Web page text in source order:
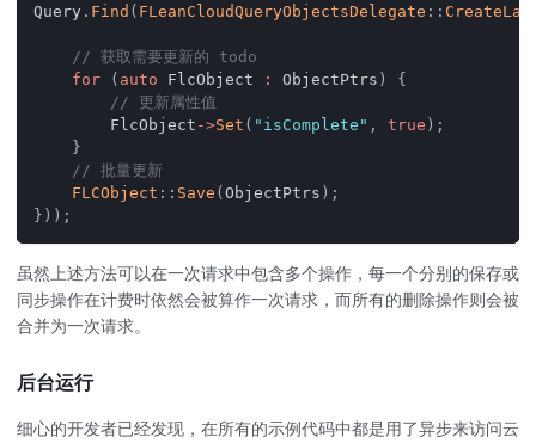
Query . Find ( FLeanCloudQueryObjectsDelegate ::
// 获取需要更新的 todo
for
( auto FlcObject : ObjectPtrs )
{
// 更新属性值
        FlcObject
->Set ( "isComplete" , true ) ;
}
// 批量更新
FLCObject :: Save ( ObjectPtrs ) ;
} ) ) ;
虽然上述方法可以在一次请求中包含多个操作，每一个分别的保存或
同步操作在计费时依然会被算作一次请求，而所有的删除操作则会被
合并为一次请求。
后台运行
细心的开发者已经发现，在所有的示例代码中都是用了异步来访问云